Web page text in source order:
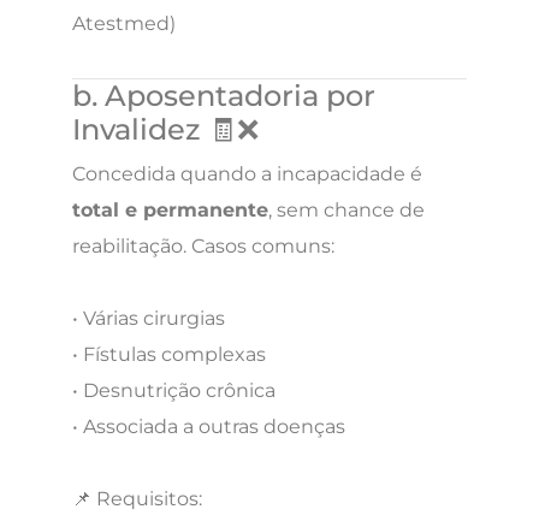
Atestmed)
b. Aposentadoria por
Invalidez 🧾❌
Concedida quando a incapacidade é
total e permanente, sem chance de
reabilitação. Casos comuns:
• Várias cirurgias
• Fístulas complexas
• Desnutrição crônica
• Associada a outras doenças
📌 Requisitos: